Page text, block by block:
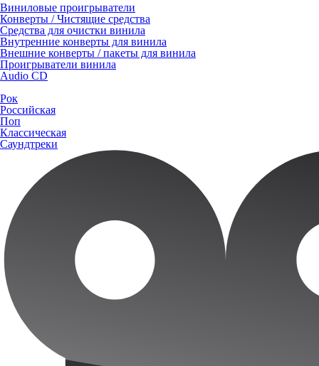
Виниловые проигрыватели
Конверты / Чистящие средства
Средства для очистки винила
Внутренние конверты для винила
Внешние конверты / пакеты для винила
Проигрыватели винила
Audio CD
Рок
Российская
Поп
Классическая
Саундтреки